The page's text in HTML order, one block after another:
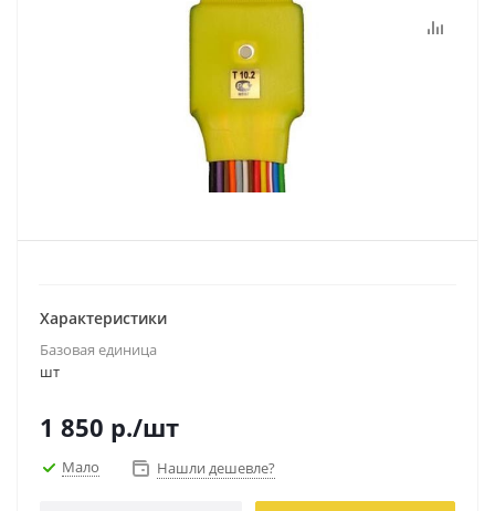
Характеристики
Базовая единица
шт
1 850 р./шт
Мало Нашли дешевле?